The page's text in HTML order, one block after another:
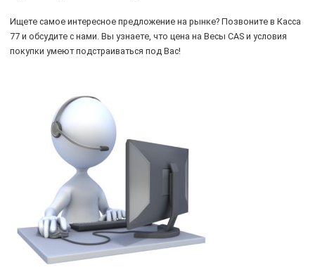
Ищете самое интересное предложение на рынке? Позвоните в Касса
77 и обсудите с нами. Вы узнаете, что цена на Весы CAS и условия
покупки умеют подстраиваться под Вас!